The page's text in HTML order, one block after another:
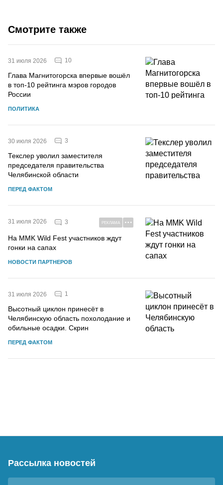
Смотрите также
31 июля 2026 10
Глава Магнитогорска впервые вошёл
в топ-10 рейтинга мэров городов
России
ПОЛИТИКА
30 июля 2026 3
Текслер уволил заместителя
председателя правительства
Челябинской области
ПЕРЕД ФАКТОМ
31 июля 2026 3 РЕКЛАМА
На MMK Wild Fest участников ждут
гонки на сапах
НОВОСТИ ПАРТНЕРОВ
31 июля 2026 1
Высотный циклон принесёт в
Челябинскую область похолодание и
обильные осадки. Скрин
ПЕРЕД ФАКТОМ
Рассылка новостей